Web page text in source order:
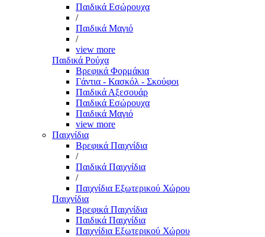
Παιδικά Εσώρουχα
/
Παιδικά Μαγιό
/
view more
Παιδικά Ρούχα
Βρεφικά Φορμάκια
Γάντια - Κασκόλ - Σκούφοι
Παιδικά Αξεσουάρ
Παιδικά Εσώρουχα
Παιδικά Μαγιό
view more
Παιχνίδια
Βρεφικά Παιχνίδια
/
Παιδικά Παιχνίδια
/
Παιχνίδια Εξωτερικού Χώρου
Παιχνίδια
Βρεφικά Παιχνίδια
Παιδικά Παιχνίδια
Παιχνίδια Εξωτερικού Χώρου